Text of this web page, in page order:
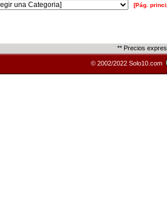
[Pág.
** Precios
© 2002/2022 Solo10.com